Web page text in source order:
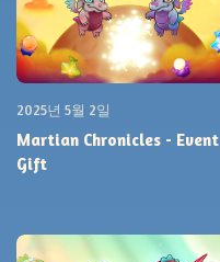
2025년 5월 2일
Martian Chronicles - Event
Gift